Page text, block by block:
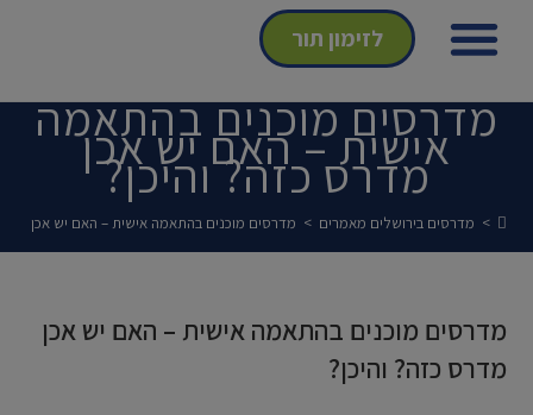
לזימון תור
מדרסים מוכנים בהתאמה
אישית – האם יש אכן
מדרס כזה? והיכן?
> מדרסים בירושלים מאמרים > מדרסים מוכנים בהתאמה אישית – האם יש אכן
מדרסים מוכנים בהתאמה אישית – האם יש אכן
מדרס כזה? והיכן?